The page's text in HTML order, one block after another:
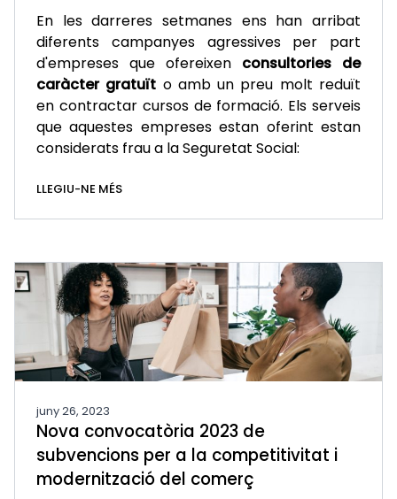
En les darreres setmanes ens han arribat
diferents campanyes agressives per part
d'empreses que ofereixen consultories de
caràcter gratuït o amb un preu molt reduït
en contractar cursos de formació. Els serveis
que aquestes empreses estan oferint estan
considerats frau a la Seguretat Social:
LLEGIU-NE MÉS
juny 26, 2023
Nova convocatòria 2023 de
subvencions per a la competitivitat i
modernització del comerç